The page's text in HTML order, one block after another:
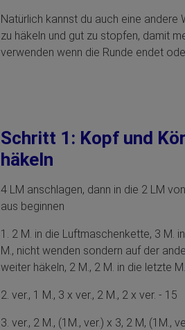
Natürlich kannst du auch eine
zu häkeln und gut zu stopfen, damit
verwenden wenn die Runde endet
Schritt 1: Kopf und
häkeln
4 LM anschlagen, dann in die 2 LM
aus beginnen
1. 2 M. in die Luftmaschenkette, 3 M.
M., nicht wenden sondern auf der
weiter häkeln, 2 M., 2 M. in die letzte
2. ver., 1 M., 3 x ver., 2 M., 2 x ver. - 15
3. ver., 2 M., (1M., ver.) x 3, 2 M, (1M.,